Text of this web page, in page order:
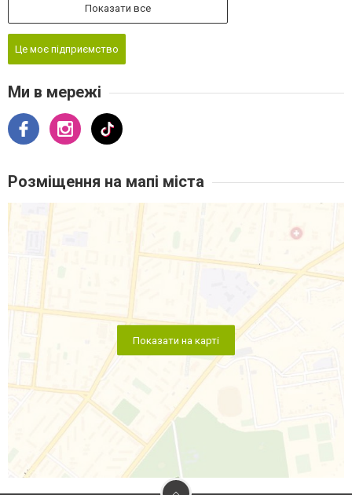
Показати все
Це моє підприємство
Ми в мережі
Розміщення на мапі міста
Показати на карті